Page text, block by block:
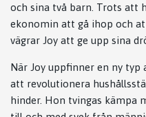
och sina två barn. Trots att
ekonomin att gå ihop och
vägrar Joy att ge upp sina
När Joy uppfinner en ny
att revolutionera
hinder. Hon tvingas kämpa